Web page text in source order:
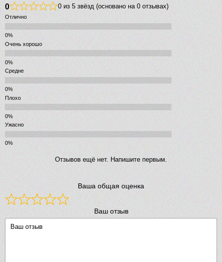
0 0 из 5 звёзд (основано на 0 отзывах)
Отлично
Очень хорошо
Средне
Плохо
Ужасно
Отзывов ещё нет. Напишите первым.
Ваша общая оценка
Ваш отзыв